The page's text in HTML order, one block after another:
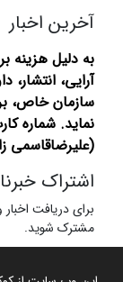
آخرین اخبار
به دلیل هزینه
آرایی، انتشار،
سازمان خاص،
نماید.
(علیرضاقاسمی
اشتراک
برای دریافت
مشترک شوید.